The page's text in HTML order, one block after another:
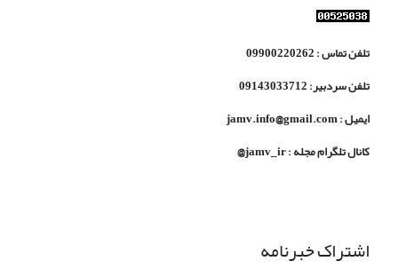
تلفن تماس : 09900220262
تلفن سردبیر: 09143033712
ایمیل : jamv.info@gmail.com
کانال تلگرام مجله : jamv_ir@
اشتراک خبرنامه